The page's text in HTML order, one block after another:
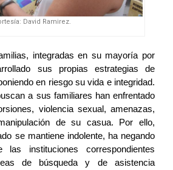
David Ramirez.
integradas en su mayoría por
sus propias estrategias de
en riesgo su vida e integridad.
a sus familiares han enfrentado
violencia sexual, amenazas,
de su casua. Por ello,
se mantiene indolente, ha negando
las instituciones correspondientes
de búsqueda y de asistencia